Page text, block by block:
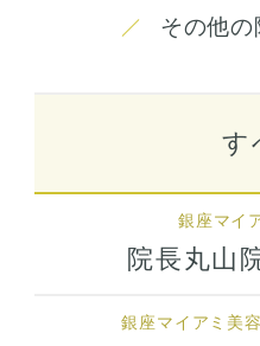
その他
す
銀座マイ
院長丸山
銀座マイアミ美